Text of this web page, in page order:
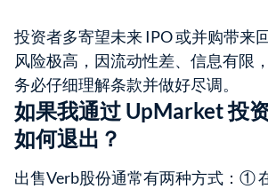
投资者多寄望未来 IPO 或并购带来
风险极高，因流动性差、信息有限
务必仔细理解条款并做好尽调。
如果我通过 UpMarket 投
如何退出？
出售Verb股份通常有两种方式：①